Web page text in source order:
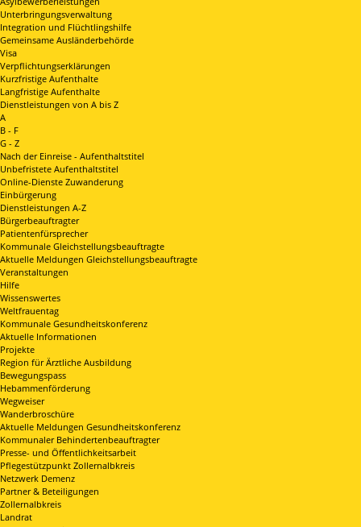
Unterbringungsverwaltung
Integration und Flüchtlingshilfe
Gemeinsame Ausländerbehörde
Visa
Verpflichtungserklärungen
Kurzfristige Aufenthalte
Langfristige Aufenthalte
Dienstleistungen von A bis Z
A
B - F
G - Z
Nach der Einreise - Aufenthaltstitel
Unbefristete Aufenthaltstitel
Online-Dienste Zuwanderung
Einbürgerung
Dienstleistungen A-Z
Bürgerbeauftragter
Patientenfürsprecher
Kommunale Gleichstellungsbeauftragte
Aktuelle Meldungen Gleichstellungsbeauftragte
Veranstaltungen
Hilfe
Wissenswertes
Weltfrauentag
Kommunale Gesundheitskonferenz
Aktuelle Informationen
Projekte
Region für Ärztliche Ausbildung
Bewegungspass
Hebammenförderung
Wegweiser
Wanderbroschüre
Aktuelle Meldungen Gesundheitskonferenz
Kommunaler Behindertenbeauftragter
Presse- und Öffentlichkeitsarbeit
Pflegestützpunkt Zollernalbkreis
Netzwerk Demenz
Partner & Beteiligungen
Zollernalbkreis
Landrat